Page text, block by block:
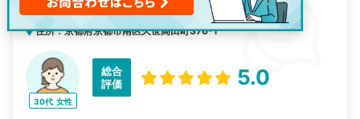
げんき堂整骨院 イオンモール京都桂川
住所：京都府京都市南区久世高田町376-1
30代 女性
総合
評価
5.0